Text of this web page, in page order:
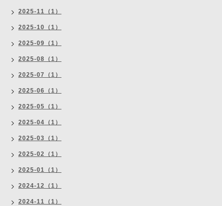
2025-11（1）
2025-10（1）
2025-09（1）
2025-08（1）
2025-07（1）
2025-06（1）
2025-05（1）
2025-04（1）
2025-03（1）
2025-02（1）
2025-01（1）
2024-12（1）
2024-11（1）